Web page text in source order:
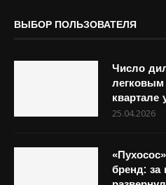
ВЫБОР ПОЛЬЗОВАТЕЛЯ
Число
квартале
25.04.2026
бренд: